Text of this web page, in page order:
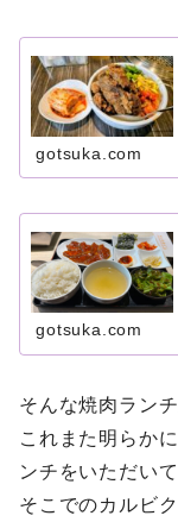
gotsuka.com
gotsuka.com
そんな焼肉ラン
これまた明らか
ンチをいただい
そこでのカルビ